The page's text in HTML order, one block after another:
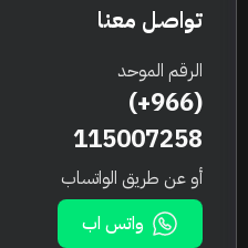
تواصل معنا
الرقم الموحد
(+966)
115007258
أو عن طريق الواتساب
واتس اب